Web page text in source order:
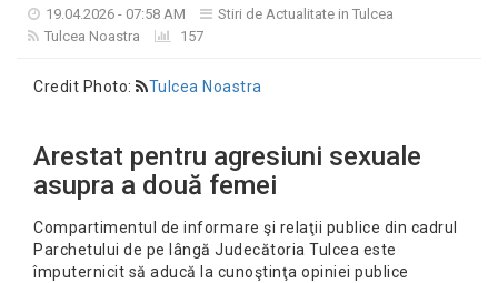
19.04.2026 - 07:58 AM
Stiri de Actualitate in Tulcea
Tulcea Noastra
157
Credit Photo: Tulcea Noastra
Arestat pentru agresiuni sexuale
asupra a două femei
Compartimentul de informare şi relaţii publice din cadrul
Parchetului de pe lângă Judecătoria Tulcea este
împuternicit să aducă la cunoştinţa opiniei publice